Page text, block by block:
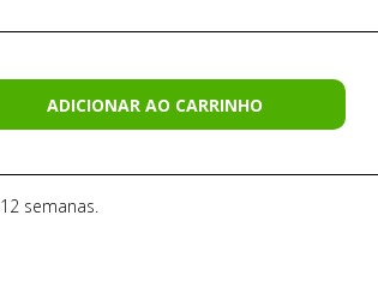
ADICIONAR AO CARRINHO
12 semanas.